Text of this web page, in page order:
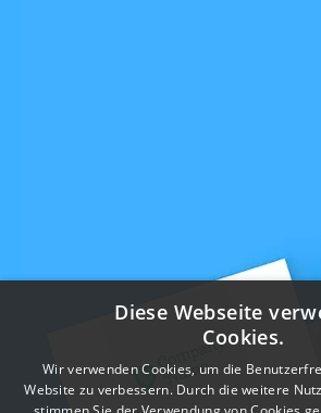
Diese Webseite
Cookies.
Wir verwenden Cookies, um die
Website zu verbessern. Durch die weitere